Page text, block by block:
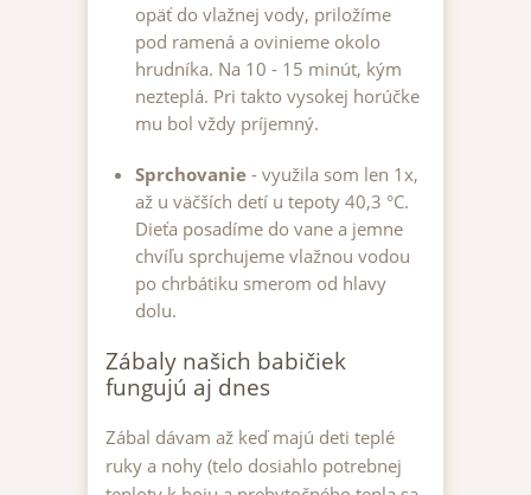
opäť do vlažnej vody, priložíme
pod ramená a ovinieme okolo
hrudníka. Na 10 - 15 minút, kým
nezteplá. Pri takto vysokej horúčke
mu bol vždy príjemný.
Sprchovanie - využila som len 1x,
až u väčších detí u tepoty 40,3 °C.
Dieťa posadíme do vane a jemne
chvíľu sprchujeme vlažnou vodou
po chrbátiku smerom od hlavy
dolu.
Zábaly našich babičiek
fungujú aj dnes
Zábal dávam až keď majú deti teplé
ruky a nohy (telo dosiahlo potrebnej